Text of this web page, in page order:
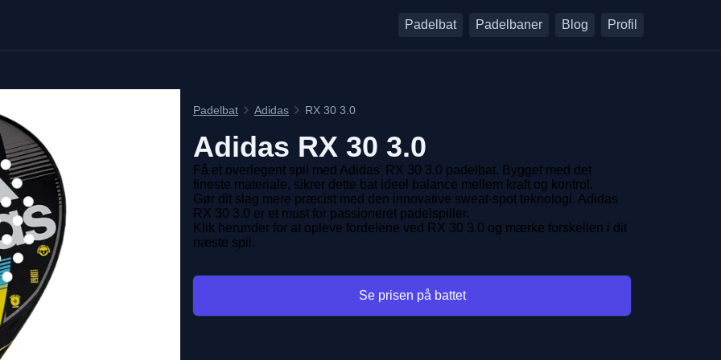
Padelbat Padelbaner Blog Profil
Padelbat Adidas RX 30 3.0
Adidas RX 30 3.0
Få et overlegent spil med Adidas' RX 30 3.0 padelbat. Bygget med det
fineste materiale, sikrer dette bat ideel balance mellem kraft og kontrol.
Gør dit slag mere præcist med den innovative sweat-spot teknologi. Adidas
RX 30 3.0 er et must for passioneret padelspiller.
Klik herunder for at opleve fordelene ved RX 30 3.0 og mærke forskellen i dit
næste spil.
Se prisen på battet